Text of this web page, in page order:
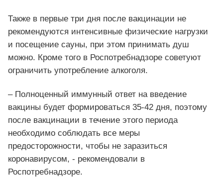
Также в первые три дня после вакцинации не
рекомендуются интенсивные физические нагрузки
и посещение сауны, при этом принимать душ
можно. Кроме того в Роспотребнадзоре советуют
ограничить употребление алкоголя.
– Полноценный иммунный ответ на введение
вакцины будет формироваться 35-42 дня, поэтому
после вакцинации в течение этого периода
необходимо соблюдать все меры
предосторожности, чтобы не заразиться
коронавирусом, - рекомендовали в
Роспотребнадзоре.